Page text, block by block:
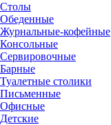
Столы
Обеденные
Журнальные-кофейные
Консольные
Сервировочные
Барные
Туалетные столики
Письменные
Офисные
Детские